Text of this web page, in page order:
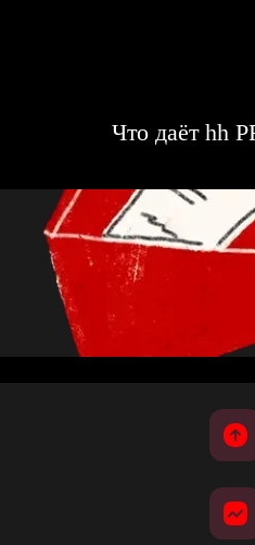
Что даёт hh